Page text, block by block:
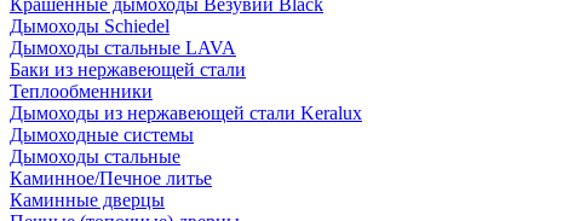
Крашенные дымоходы Везувий Black
Дымоходы Schiedel
Дымоходы стальные LAVA
Баки из нержавеющей стали
Теплообменники
Дымоходы из нержавеющей стали Keralux
Дымоходные системы
Дымоходы стальные
Каминное/Печное литье
Каминные дверцы